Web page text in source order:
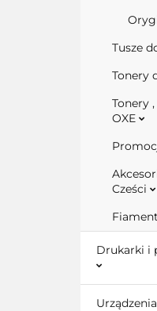
Tusze
Tonery
Tonery
OXE
Cześci
Drukarki i